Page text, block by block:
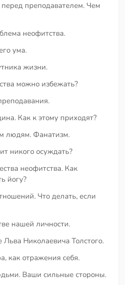
преподавателем. Чем
неофитства.
ума.
жизни.
можно избежать?
Как к этому приходят?
людям. Фанатизм.
никого осуждать?
неофитства. Как
йогу?
Что делать, если
нашей личности.
Николаевича Толстого.
как отражения себя.
Ваши сильные стороны.